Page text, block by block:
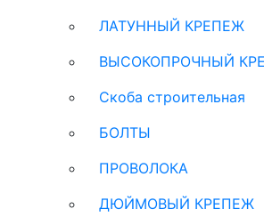
ЛАТУННЫЙ КРЕПЕЖ
ВЫСОКОПРОЧНЫЙ
Скоба строительная
БОЛТЫ
ПРОВОЛОКА
ДЮЙМОВЫЙ КРЕПЕЖ